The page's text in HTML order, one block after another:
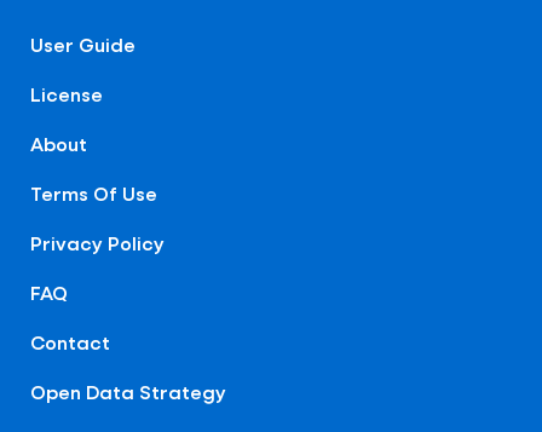
User Guide
License
About
Terms Of Use
Privacy Policy
FAQ
Contact
Open Data Strategy